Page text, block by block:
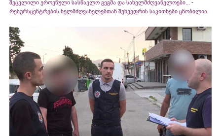
შეცვლილი ეროვნული სასწავლო გეგმა და სახელმძღვანელოები... -
რესურსცენტრების ხელმძღვანელებთან შეხვედრის საკითხები ცნობილია